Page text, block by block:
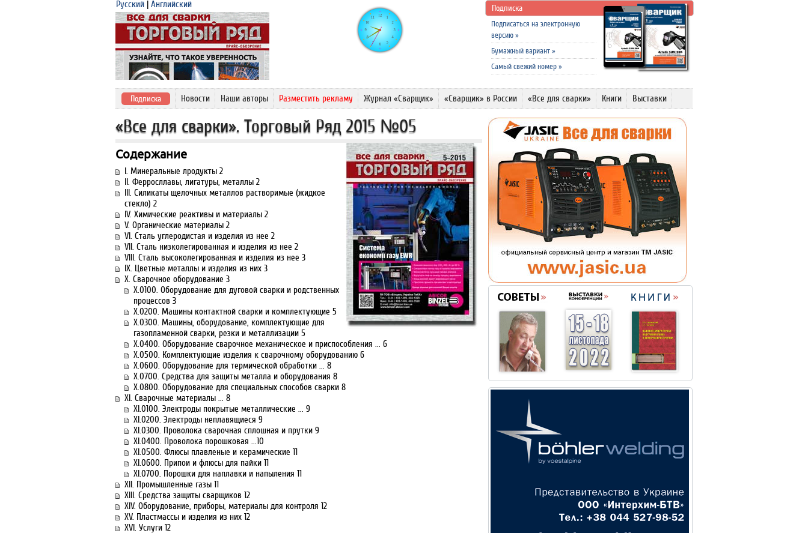
Русский Английский Подписка
Подписаться на электронную
версию »
Бумажный вариант »
Самый свежий номер »
Подписка Новости Наши авторы Разместить рекламу Журнал «Сварщик» «Сварщик» в России «Все для сварки» Книги Выставки
«Все для сварки». Торговый Ряд 2015 №05
Содержание
I. Минеральные лродукты 2
II. Ферросллавы, лигатуры, металлы 2
III. Силикаты щелочных металлов растворимые (жидкое
стекло) 2
IV. Химические реактивы и материалы 2
V. Органические материалы 2
VI. Сталь углеродистая и изделия из нее 2
VII. Сталь низколегированная и изделия из нее 2
VIII. Сталь высоколегированная и изделия из нее 3
IX. Цветные металлы и изделия из них 3
Х. Сварочное оборудование 3
Х.0100. Оборудование для дуговой сварки и родственных
процессов 3
Х.0200. Машины контактной сварки и комплектующие 5
Х.0300. Машины, оборудование, комплектующие для
газопламенной сварки, резки и металлизации 5
Х.0400. Оборудование сварочное механическое и приспособления ... 6
Х.0500. Комплектующие изделия к сварочному оборудованию 6
Х.0600. Оборудование для термической обработки ... 8
Х.0700. Средства для защиты металла и оборудования 8
Х.0800. Оборудование для специальных способов сварки 8
XI. Сварочные материалы ... 8
ХI.0100. Электроды покрытые металлические ... 9
ХI.0200. Электроды неплавящиеся 9
ХI.0300. Проволока сварочная сплошная и прутки 9
ХI.0400. Проволока порошковая ...10
ХI.0500. Флюсы плавленые и керамические 11
ХI.0600. Припои и флюсы для пайки 11
ХI.0700. Порошки для наплавки и напыления 11
XII. Промышленные газы 11
XIII. Средства защиты сварщиков 12
XIV. Оборудование, приборы, материалы для контроля 12
XV. Пластмассы и изделия из них 12
XVI. Услуги 12